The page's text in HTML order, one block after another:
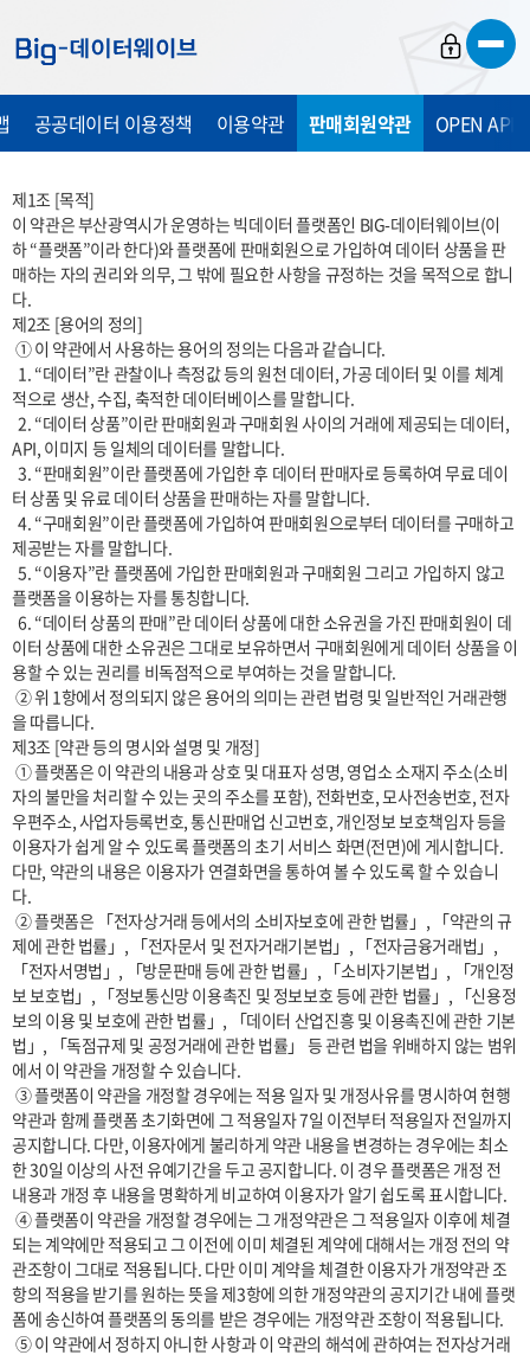
가
기
가
기
가
기
공공데이터 이용정책 이용약관 판매회원약관 OPEN API
제1조 [목적]
이 약관은 부산광역시가 운영하는 빅데이터 플랫폼인 BIG-데이터웨이브(이
하 “플랫폼”이라 한다)와 플랫폼에 판매회원으로 가입하여 데이터 상품을 판
매하는 자의 권리와 의무, 그 밖에 필요한 사항을 규정하는 것을 목적으로 합니
다.
제2조 [용어의 정의]
적으로 생산, 수집, 축적한 데이터베이스를 말합니다.
  2. “데이터 상품”이란 판매회원과 구매회원 사이의 거래에 제공되는 데이터,
API, 이미지 등 일체의 데이터를 말합니다.
  3. “판매회원”이란 플랫폼에 가입한 후 데이터 판매자로 등록하여 무료 데이
터 상품 및 유료 데이터 상품을 판매하는 자를 말합니다.
  4. “구매회원”이란 플랫폼에 가입하여 판매회원으로부터 데이터를 구매하고
제공받는 자를 말합니다.
  5. “이용자”란 플랫폼에 가입한 판매회원과 구매회원 그리고 가입하지 않고
플랫폼을 이용하는 자를 통칭합니다.
  6. “데이터 상품의 판매”란 데이터 상품에 대한 소유권을 가진 판매회원이 데
이터 상품에 대한 소유권은 그대로 보유하면서 구매회원에게 데이터 상품을 이
용할 수 있는 권리를 비독점적으로 부여하는 것을 말합니다.
을 따릅니다.
제3조 [약관 등의 명시와 설명 및 개정]
자의 불만을 처리할 수 있는 곳의 주소를 포함), 전화번호, 모사전송번호, 전자
우편주소, 사업자등록번호, 통신판매업 신고번호, 개인정보 보호책임자 등을
이용자가 쉽게 알 수 있도록 플랫폼의 초기 서비스 화면(전면)에 게시합니다.
다만, 약관의 내용은 이용자가 연결화면을 통하여 볼 수 있도록 할 수 있습니
다.
제에 관한 법률」, 「전자문서 및 전자거래기본법」, 「전자금융거래법」,
「전자서명법」, 「방문판매 등에 관한 법률」, 「소비자기본법」, 「개인정
보 보호법」, 「정보통신망 이용촉진 및 정보보호 등에 관한 법률」, 「신용정
보의 이용 및 보호에 관한 법률」, 「데이터 산업진흥 및 이용촉진에 관한 기본
법」, 「독점규제 및 공정거래에 관한 법률」 등 관련 법을 위배하지 않는 범위
에서 이 약관을 개정할 수 있습니다.
약관과 함께 플랫폼 초기화면에 그 적용일자 7일 이전부터 적용일자 전일까지
공지합니다. 다만, 이용자에게 불리하게 약관 내용을 변경하는 경우에는 최소
한 30일 이상의 사전 유예기간을 두고 공지합니다. 이 경우 플랫폼은 개정 전
내용과 개정 후 내용을 명확하게 비교하여 이용자가 알기 쉽도록 표시합니다.
되는 계약에만 적용되고 그 이전에 이미 체결된 계약에 대해서는 개정 전의 약
관조항이 그대로 적용됩니다. 다만 이미 계약을 체결한 이용자가 개정약관 조
항의 적용을 받기를 원하는 뜻을 제3항에 의한 개정약관의 공지기간 내에 플랫
폼에 송신하여 플랫폼의 동의를 받은 경우에는 개정약관 조항이 적용됩니다.